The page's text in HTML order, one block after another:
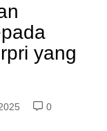
yang
0